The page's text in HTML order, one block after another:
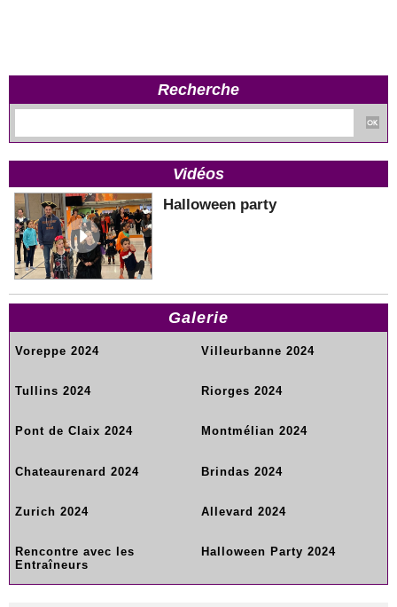
Recherche
Vidéos
Halloween party
Galerie
Voreppe 2024 Villeurbanne 2024
Tullins 2024 Riorges 2024
Pont de Claix 2024 Montmélian 2024
Chateaurenard 2024 Brindas 2024
Zurich 2024 Allevard 2024
Rencontre avec les
Entraîneurs
Halloween Party 2024